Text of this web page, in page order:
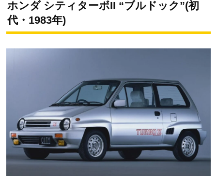
ホンダ シティターボII “ブルドック”(初
代・1983年)